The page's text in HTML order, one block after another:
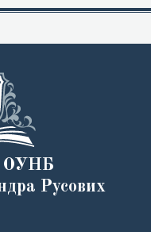
ОУНБ
Русових